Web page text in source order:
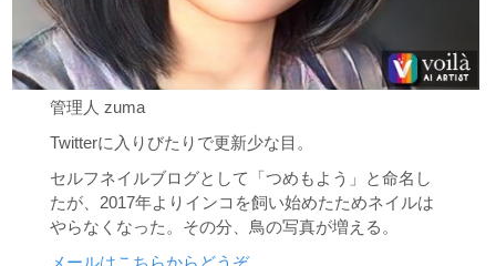
管理人 zuma
Twitterに入りびたりで更新少な目。
セルフネイルブログとして「つめもよう」と命名し
たが、2017年よりインコを飼い始めたためネイルは
やらなくなった。その分、鳥の写真が増える。